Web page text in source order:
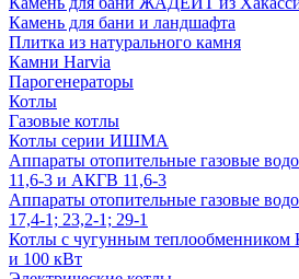
Камень для бани и ландшафта
Плитка из натурального камня
Камни Harvia
Парогенераторы
Котлы
Газовые котлы
Котлы серии ИШМА
Аппараты отопительные газовые
11,6-3 и АКГВ 11,6-3
Аппараты отопительные газовые
17,4-1; 23,2-1; 29-1
Котлы с чугунным теплообменником
и 100 кВт